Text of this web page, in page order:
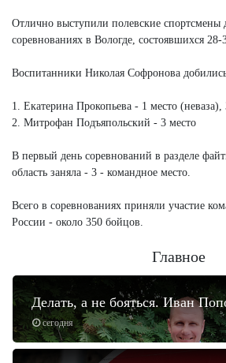
Отлично выступили полевские
соревнованиях в Вологде, состоявшихся 28-
Воспитанники Николая Софронова
1. Екатерина Прокопьева - 1 место
2. Митрофан Подъяпольский - 3 место
В первый день соревнований в разделе
область заняла - 3 - командное место.
Всего в соревнованиях приняли участие
России - около 350 бойцов.
Главное
сегодня
Делать, а не бояться. Иван